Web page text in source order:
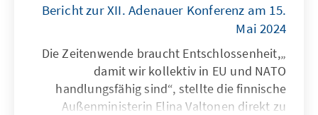
Bericht zur XII. Adenauer Konferenz am 15.
Mai 2024
„Die Zeitenwende braucht Entschlossenheit,
damit wir kollektiv in EU und NATO
handlungsfähig sind“, stellte die finnische
Außenministerin Elina Valtonen direkt zu